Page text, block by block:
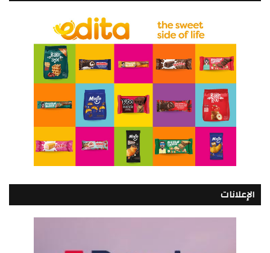
الإعلانات